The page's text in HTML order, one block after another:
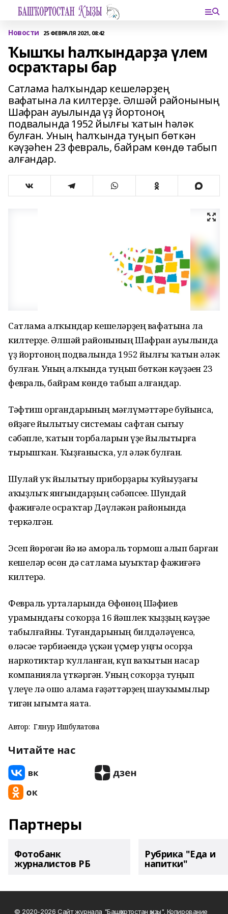
Новости 25 ФЕВРАЛЯ 2021, 08:42
Ҡышҡы һалҡындарҙа үлем
осраҡтары бар
Сатлама һалҡындар кешеләрҙең
вафатына ла килтерҙе. Әлшәй районының
Шафран ауылында үҙ йортоноң
подвалында 1952 йылғы ҡатын һәләк
булған. Уның һалҡында туңып бөткән
кәүҙәһен 23 февраль, байрам көндө табып
алғандар.
Сатлама һалҡындар кешеләрҙең вафатына ла
килтерҙе. Әлшәй районының Шафран ауылында
үҙ йортоноң подвалында 1952 йылғы ҡатын һәләк
булған. Уның һалҡында туңып бөткән кәүҙәһен 23
февраль, байрам көндө табып алғандар.
Тәфтиш органдарының мәғлүмәттәре буйынса,
өйҙәге йылытыу системаһы сафтан сығыу
сәбәпле, ҡатын торбаларын үҙе йылытырға
тырышҡан. Ҡыҙғанысҡа, ул һәләк булған.
Шулай уҡ йылытыу приборҙары ҡуйыуҙағы
һаҡһыҙлыҡ янғындарҙың сәбәпсеһе. Шундай
фажиғәле осраҡтар Дәүләкән районында
теркәлгән.
Эсеп йөрөгән йә иһә амораль тормош алып барған
кешеләр өсөн дә сатлама һыуыҡтар фажиғәғә
килтерә.
Февраль урталарында Өфөнөң Шәфиев
урамындағы соҡорҙа 16 йәшлек ҡыҙҙың кәүҙәһе
табылғайны. Туғандарының билдәләүенсә,
өләсәһе тәрбиәһендә үҫкән үҫмер һуңғы осорҙа
наркотиктар ҡулланған, күп ваҡытын насар
компанияла үткәргән. Уның соҡорҙа туңып
үлеүе лә ошо алама ғәҙәттәрҙең шауҡымылыр
тигән һығымта яһата.
Автор: Гөлнур Ишбулатова
Читайте нас
Партнеры
Фотобанк
журналистов РБ
Рубрика "Еда и
напитки"
© 2020-2026 Сайт журнала "Башҡортостан ҡыҙы". Копирование